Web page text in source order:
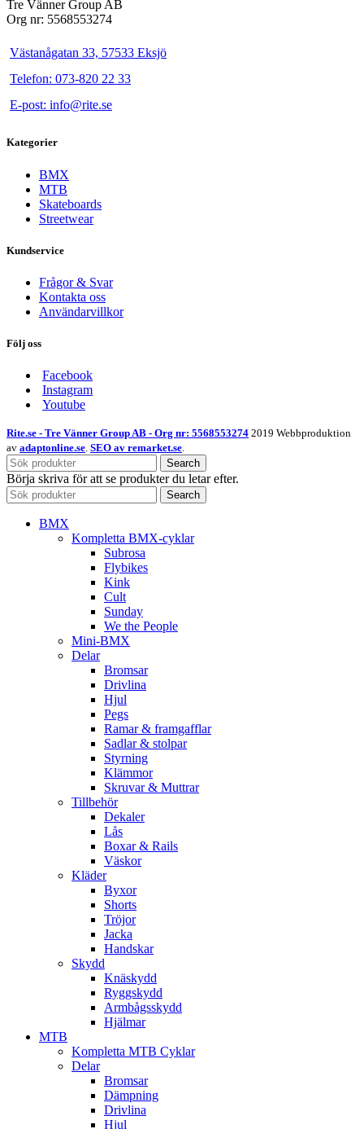
Tre Vänner Group AB
Org nr: 5568553274
Västanågatan 33, 57533 Eksjö
Telefon: 073-820 22 33
E-post: info@rite.se
Kategorier
BMX
MTB
Skateboards
Streetwear
Kundservice
Frågor & Svar
Kontakta oss
Användarvillkor
Följ oss
Facebook
Instagram
Youtube
Rite.se - Tre Vänner Group AB - Org nr: 5568553274 2019 Webbproduktion
av adaptonline.se. SEO av remarket.se.
Search
Börja skriva för att se produkter du letar efter.
Search
BMX
Kompletta BMX-cyklar
Subrosa
Flybikes
Kink
Cult
Sunday
We the People
Mini-BMX
Delar
Bromsar
Drivlina
Hjul
Pegs
Ramar & framgafflar
Sadlar & stolpar
Styrning
Klämmor
Skruvar & Muttrar
Tillbehör
Dekaler
Lås
Boxar & Rails
Väskor
Kläder
Byxor
Shorts
Tröjor
Jacka
Handskar
Skydd
Knäskydd
Ryggskydd
Armbågsskydd
Hjälmar
MTB
Kompletta MTB Cyklar
Delar
Bromsar
Dämpning
Drivlina
Hjul